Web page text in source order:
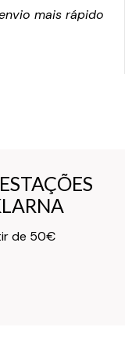
mais rápido
de 50€